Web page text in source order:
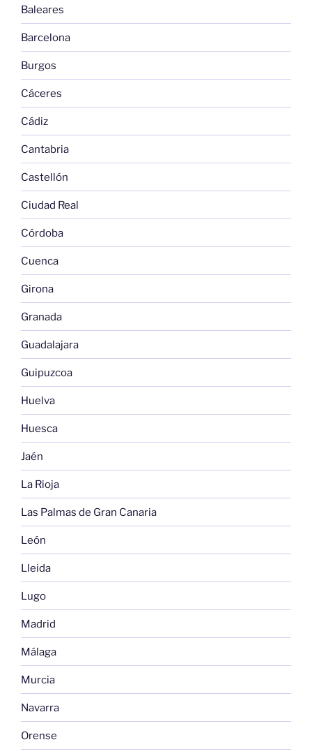
Baleares
Barcelona
Burgos
Cáceres
Cádiz
Cantabria
Castellón
Ciudad Real
Córdoba
Cuenca
Girona
Granada
Guadalajara
Guipuzcoa
Huelva
Huesca
Jaén
La Rioja
Las Palmas de Gran Canaria
León
Lleida
Lugo
Madrid
Málaga
Murcia
Navarra
Orense